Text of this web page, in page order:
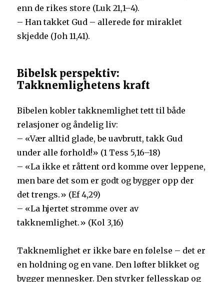
enn de rikes store (Luk 21,1–4).
– Han takket Gud – allerede før miraklet
skjedde (Joh 11,41).
Bibelsk perspektiv:
Takknemlighetens kraft
Bibelen kobler takknemlighet tett til både
relasjoner og åndelig liv:
– «Vær alltid glade, be uavbrutt, takk Gud
under alle forhold!» (1 Tess 5,16–18)
– «La ikke et råttent ord komme over leppene,
men bare det som er godt og bygger opp der
det trengs.» (Ef 4,29)
– «La hjertet strømme over av
takknemlighet.» (Kol 3,16)
Takknemlighet er ikke bare en følelse – det er
en holdning og en vane. Den løfter blikket og
bygger mennesker. Den styrker fellesskap og